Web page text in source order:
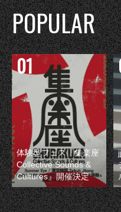
POPULAR
体験型フェス『集楽座
Collective Sounds &
Cultures』開催決定